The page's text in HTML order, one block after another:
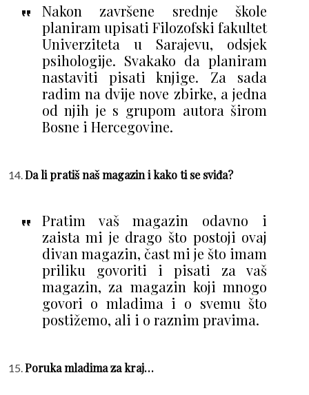
Nakon završene srednje škole
planiram upisati Filozofski fakultet
Univerziteta u Sarajevu, odsjek
psihologije. Svakako da planiram
nastaviti pisati knjige. Za sada
radim na dvije nove zbirke, a jedna
od njih je s grupom autora širom
Bosne i Hercegovine.
Da li pratiš naš magazin i kako ti se sviđa?
Pratim vaš magazin odavno i
zaista mi je drago što postoji ovaj
divan magazin, čast mi je što imam
priliku govoriti i pisati za vaš
magazin, za magazin koji mnogo
govori o mladima i o svemu što
postižemo, ali i o raznim pravima.
Poruka mladima za kraj…